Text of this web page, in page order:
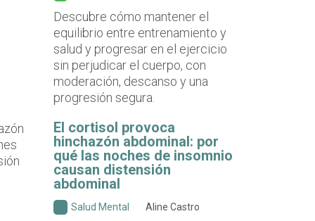
Descubre cómo mantener el
equilibrio entre entrenamiento y
salud y progresar en el ejercicio
sin perjudicar el cuerpo, con
moderación, descanso y una
progresión segura.
El cortisol provoca
hinchazón abdominal: por
qué las noches de insomnio
causan distensión
abdominal
Salud Mental Aline Castro